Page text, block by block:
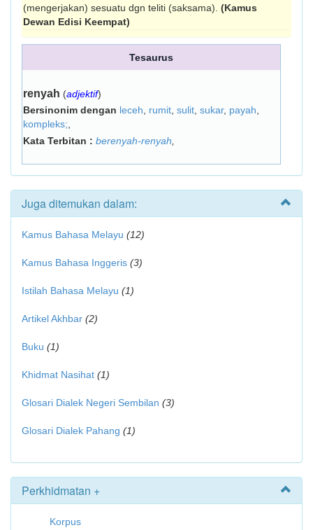
(mengerjakan) sesuatu dgn teliti (saksama). (Kamus
Dewan Edisi Keempat)
Tesaurus
renyah (adjektif)
Bersinonim dengan leceh rumit sulit sukar, payah
kompleks;
Kata Terbitan : berenyah-renyah
Juga ditemukan dalam:
Kamus Bahasa Melayu (12)
Kamus Bahasa Inggeris (3)
Istilah Bahasa Melayu (1)
Artikel Akhbar (2)
Buku (1)
Khidmat Nasihat (1)
Glosari Dialek Negeri Sembilan (3)
Glosari Dialek Pahang (1)
Perkhidmatan +
Korpus